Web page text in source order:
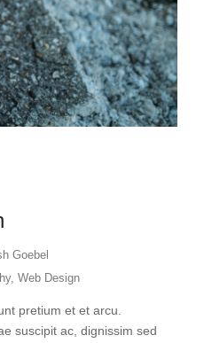
Goebel
, Web Design
pretium et et arcu.
suscipit ac, dignissim sed